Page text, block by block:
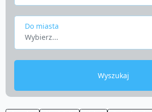
Do miasta
Wybierz...
Wyszukaj